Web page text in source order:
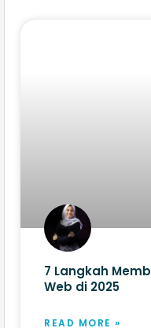
7 Langkah
Web​ di 2025
READ MORE »